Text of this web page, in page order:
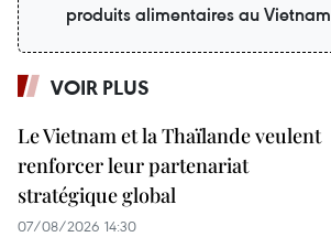
produits alimentaires au Vietnam
VOIR PLUS
Le Vietnam et la Thaïlande veulent
renforcer leur partenariat
stratégique global
07/08/2026 14:30